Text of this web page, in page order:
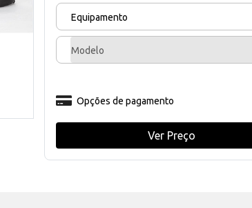
Equipamento
Modelo
Opções de pagamento
Ver Preço